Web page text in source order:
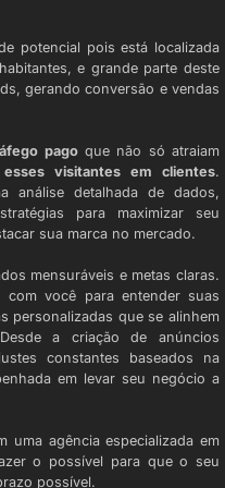
potencial pois está localizada
e grande parte deste
gerando conversão e vendas
pagoque não só atraiam
esses visitantes em clientes.
análise detalhada de dados,
para maximizar seu
sua marca no mercado.
mensuráveis e metas claras.
com você para entender suas
personalizadas que se alinhem
a criação de anúncios
constantes baseados na
em levar seu negócio a
uma agência especializada em
o possível para que o seu
possível.